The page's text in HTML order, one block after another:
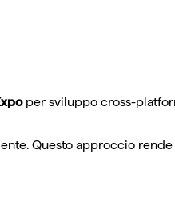
per sviluppo cross-
Questo approccio